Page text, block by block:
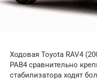
Ходовая Toyota RAV4
РАВ4 сравнительно
стабилизатора ходят